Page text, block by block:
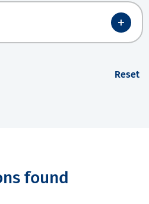
Reset
found